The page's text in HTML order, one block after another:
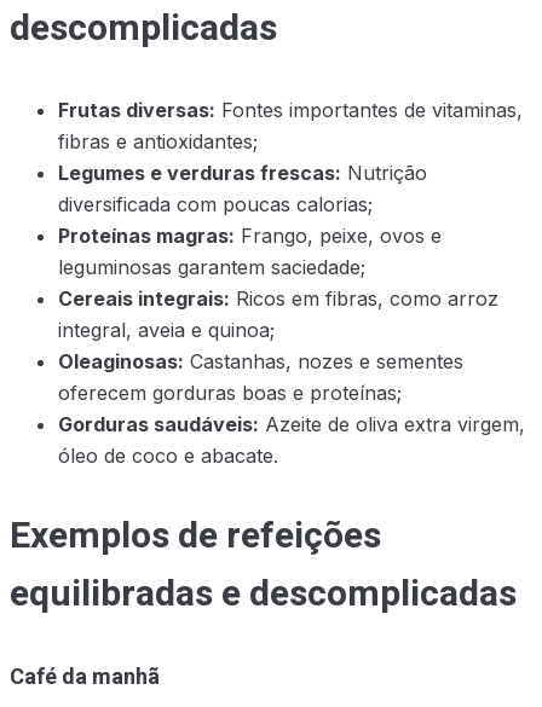
descomplicadas
Frutas diversas: Fontes importantes de vitaminas,
fibras e antioxidantes;
Legumes e verduras frescas: Nutrição
diversificada com poucas calorias;
Proteínas magras: Frango, peixe, ovos e
leguminosas garantem saciedade;
Cereais integrais: Ricos em fibras, como arroz
integral, aveia e quinoa;
Oleaginosas: Castanhas, nozes e sementes
oferecem gorduras boas e proteínas;
Gorduras saudáveis: Azeite de oliva extra virgem,
óleo de coco e abacate.
Exemplos de refeições
equilibradas e descomplicadas
Café da manhã